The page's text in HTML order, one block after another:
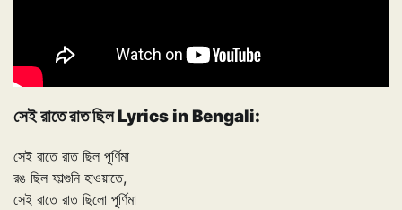
সেই রাতে রাত ছিল Lyrics in Bengali:
সেই রাতে রাত ছিল পূর্ণিমা
রঙ ছিল ফাল্গুনি হাওয়াতে,
সেই রাতে রাত ছিলো পূর্ণিমা